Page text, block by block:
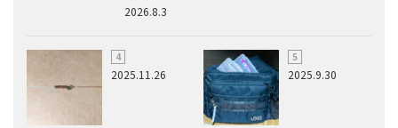
2026.8.3
2025.11.26 2025.9.30